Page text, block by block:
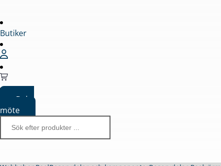
Butiker
Boka
möte